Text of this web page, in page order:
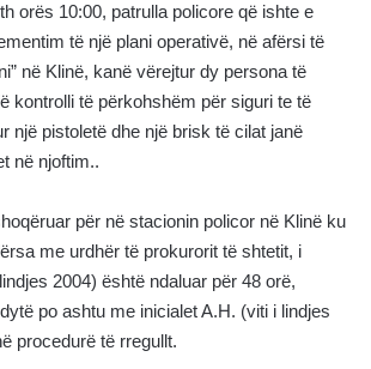
orës 10:00, patrulla policore që ishte e
të një plani operativë, në afërsi të
në Klinë, kanë vërejtur dy persona të
kontrolli të përkohshëm për siguri te të
një pistoletë dhe një brisk të cilat janë
në njoftim..
për në stacionin policor në Klinë ku
me urdhër të prokurorit të shtetit, i
2004) është ndaluar për 48 orë,
po ashtu me inicialet A.H. (viti i lindjes
procedurë të rregullt.